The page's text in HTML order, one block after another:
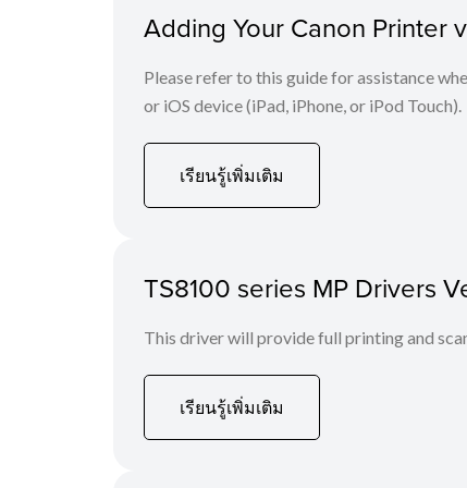
Adding Your Canon Printer
Please refer to this guide for assistance
or iOS device (iPad, iPhone, or iPod Touch).
เรียนรู้เพิ่มเติม
TS8100 series MP Drivers
This driver will provide full printing and
เรียนรู้เพิ่มเติม